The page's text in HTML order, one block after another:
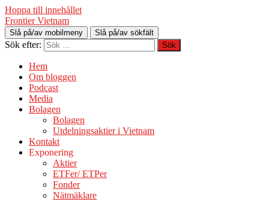
Hoppa till innehållet
Frontier Vietnam
Slå på/av mobilmeny Slå på/av sökfält
Sök efter:
Hem
Om bloggen
Podcast
Media
Bolagen
Bolagen
Utdelningsaktier i Vietnam
Kontakt
Exponering
Aktier
ETFer/ ETPer
Fonder
Nätmäklare